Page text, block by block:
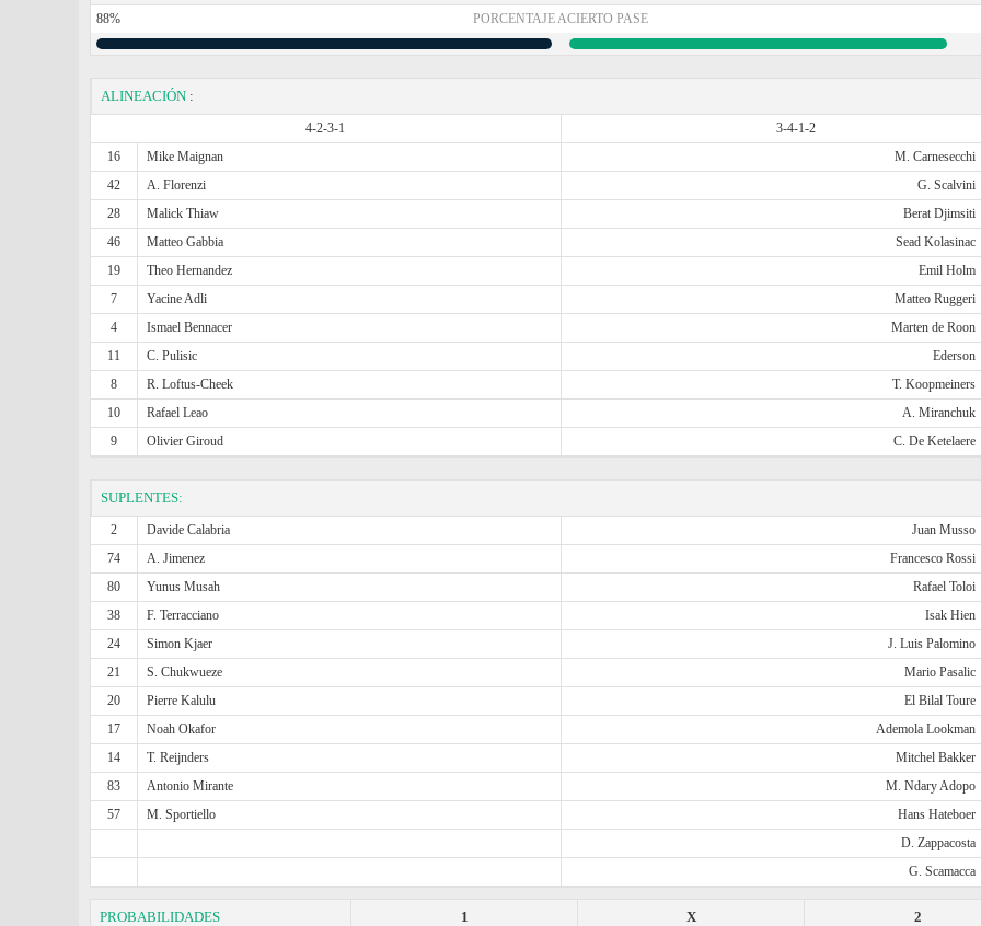
88% PORCENTAJE ACIERTO PASE
ALINEACIÓN :
4-2-3-1
3-4-1-2
16
Mike Maignan M. Carnesecchi
42
A. Florenzi G. Scalvini
28
Malick Thiaw Berat Djimsiti
46
Matteo Gabbia Sead Kolasinac
19
Theo Hernandez Emil Holm
7
Yacine Adli Matteo Ruggeri
4
Ismael Bennacer Marten de Roon
11
C. Pulisic Ederson
8
R. Loftus-Cheek T. Koopmeiners
10
Rafael Leao A. Miranchuk
9
Olivier Giroud C. De Ketelaere
SUPLENTES:
2 Davide Calabria Juan Musso
74
A. Jimenez Francesco Rossi
80
Yunus Musah Rafael Toloi
38
F. Terracciano Isak Hien
24
Simon Kjaer J. Luis Palomino
21
S. Chukwueze Mario Pasalic
20
Pierre Kalulu El Bilal Toure
17
Noah Okafor Ademola Lookman
14
T. Reijnders Mitchel Bakker
83
Antonio Mirante M. Ndary Adopo
57
M. Sportiello Hans Hateboer
D. Zappacosta
G. Scamacca
PROBABILIDADES 2
X
1